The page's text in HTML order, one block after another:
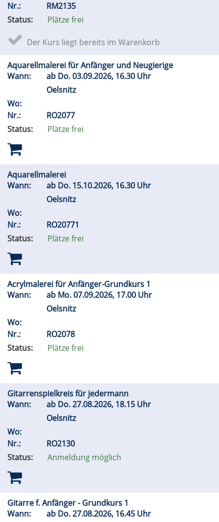
Nr.:
RM2135
Status:
Plätze frei
Der Kurs liegt bereits im Warenkorb
Aquarellmalerei für Anfänger und Neugierige
Wann:
ab Do.03.09.2026, 16.30 Uhr
Oelsnitz
Wo:
Nr.:
RO2077
Status:
Plätze frei
Aquarellmalerei
Wann:
ab Do. 15.10.2026, 16.30 Uhr
Oelsnitz
Wo:
Nr.:
RO20771
Status:
Plätze frei
Acrylmalerei für Anfänger-Grundkurs 1
Wann:
ab Mo.07.09.2026, 17.00 Uhr
Oelsnitz
Wo:
Nr.:
RO2078
Status:
Plätze frei
Gitarrenspielkreis für jedermann
Wann:
ab Do.27.08.2026, 18.15 Uhr
Oelsnitz
Wo:
Nr.:
RO2130
Status:
Anmeldung möglich
Gitarre f. Anfänger - Grundkurs 1
Wann:
ab Do.27.08.2026, 16.45 Uhr